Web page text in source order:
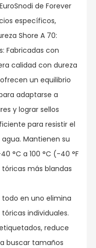
de Forever
específicos,
Shore A 70:
Fabricadas con
calidad con dureza
un equilibrio
adaptarse a
y lograr sellos
para resistir el
Mantienen su
°C a 100 °C (-40 °F
tóricas más blandas
todo en uno elimina
individuales.
reduce
buscar tamaños